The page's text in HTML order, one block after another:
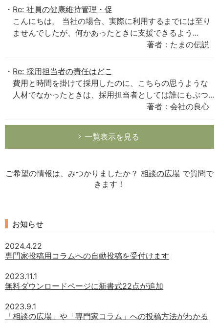
Re: 社員の健康維持管理・促
こんにちは。 当社の場合、実際に利用するまでには至り
ませんでしたが、何かあったときに支援できるよう...
著者：たまの伝説
Re: 採用担当者の責任はどこ
費用と時間を掛けて採用したのに、こちらの思うような
人材でなかったときは、採用担当者としては誰にもぶつ...
著者：会社の良心
一覧表示を見る
ご希望の情報は、みつかりましたか？ 相談の広場 で質問で
きます！
お知らせ
2024.4.22
専門家投稿用コラムへの自動投稿を受付けます
2023.11.1
無料ダウンロードページに新書式22点が追加
2023.9.1
「相談の広場」や「専門家コラム」への投稿方法がわかる